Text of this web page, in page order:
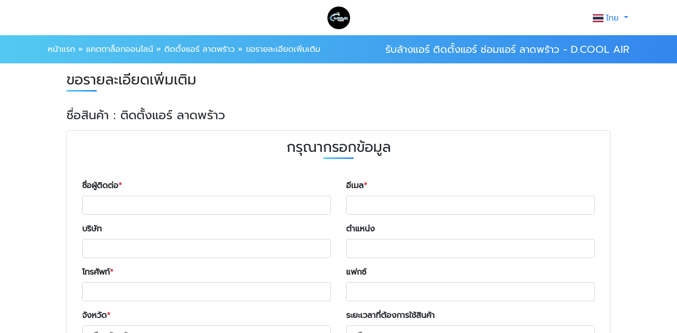
ไทย
หน้าแรก » แคตตาล็อกออนไลน์ » ติดตั้งแอร์ ลาดพร้าว » ขอรายละเอียดเพิ่มเติม รับล้างแอร์ ติดตั้งแอร์ ซ่อมแอร์ ลาดพร้าว - D.COOL AIR
ขอรายละเอียดเพิ่มเติม
ชื่อสินค้า : ติดตั้งแอร์ ลาดพร้าว
กรุณากรอกข้อมูล
ชื่อผู้ติดต่อ อีเมล
บริษัท ตำแหน่ง
โทรศัพท์ แฟกซ์
จังหวัด ระยะเวลาที่ต้องการใช้สินค้า